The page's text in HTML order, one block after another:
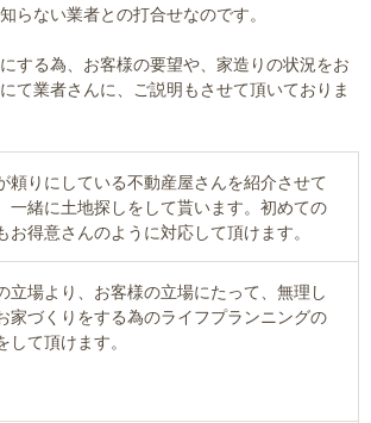
らない業者との打合せなのです。
する為、お客様の要望や、家造りの状況をお
て業者さんに、ご説明もさせて頂いておりま
頼りにしている不動産屋さんを紹介させて
一緒に土地探しをして貰います。初めての
お得意さんのように対応して頂けます。
立場より、お客様の立場にたって、無理し
家づくりをする為のライフプランニングの
して頂けます。